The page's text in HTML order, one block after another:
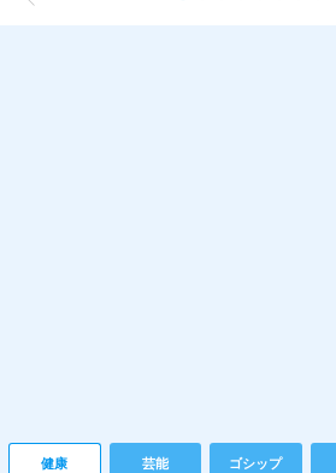
健康 芸能 ゴシップ